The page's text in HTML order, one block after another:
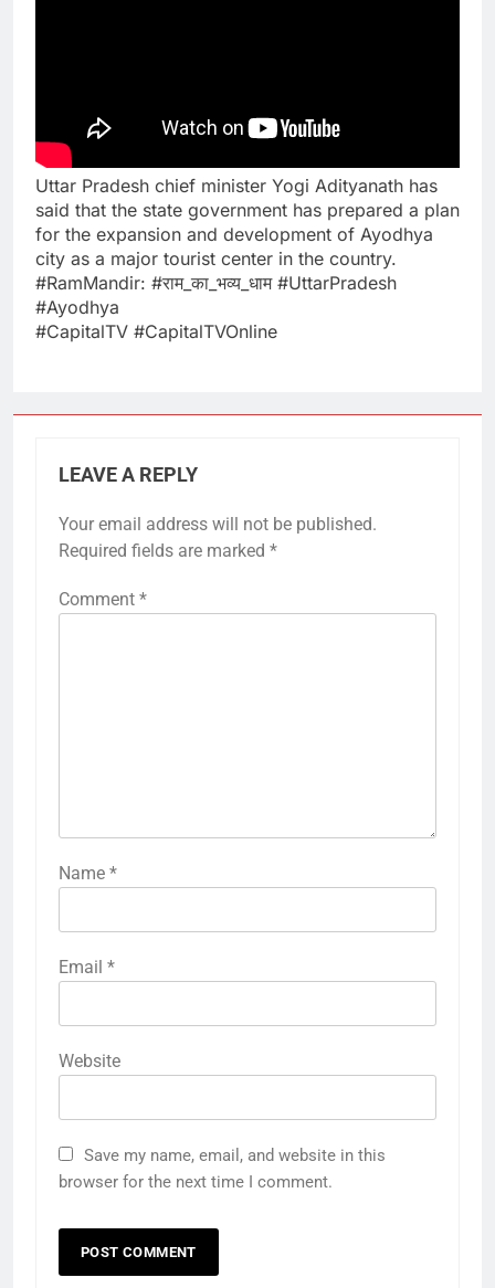
Uttar Pradesh chief minister Yogi Adityanath has
said that the state government has prepared a plan
for the expansion and development of Ayodhya
city as a major tourist center in the country.
#RamMandir​: #राम_का_भव्य_धाम​ #UttarPradesh​
#Ayodhya​
#CapitalTV​ #CapitalTVOnline​
LEAVE A REPLY
Your email address will not be published.
Required fields are marked *
Comment *
Name *
Email *
Website
Save my name, email, and website in this
browser for the next time I comment.
राम की नगरी अयोध्या में आने वाले भक्तों
का स्वागत करेगा लक्ष्मण द्वार